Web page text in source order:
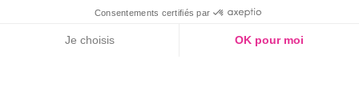
Consentements certifiés par
Je choisis OK pour moi